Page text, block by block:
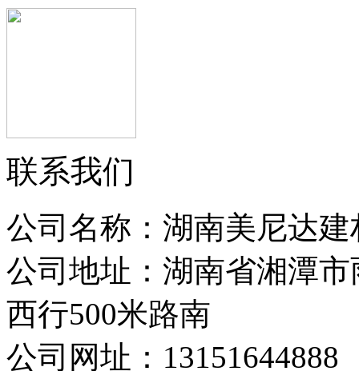
联系我们
公司名称：湖南美尼达
公司地址：湖南省湘潭
西行500米路南
公司网址：13151644888